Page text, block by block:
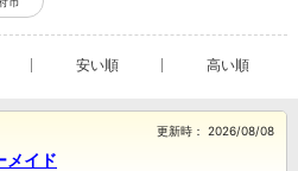
安い順 高い順
メイド
更新時： 2026/08/08